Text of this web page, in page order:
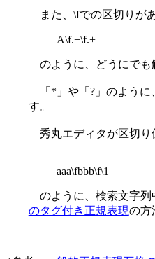
また、\fでの区切りが
A\f.+\f.+
のように、どうにでも
「*」や「?」のように
す。
秀丸エディタが区切り
aaa\fbbb\f\1
のように、検索文字列
のタグ付き正規表現の方